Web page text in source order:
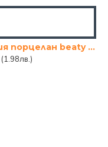
Чиния порцелан beaty flowers 8"
(1.98лв.)